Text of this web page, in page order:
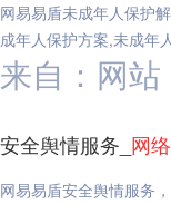
网易易盾未成年人保护
成年人保护方案,未成年
来自：网站
安全舆情服务_ 网络
网易易盾安全舆情服务